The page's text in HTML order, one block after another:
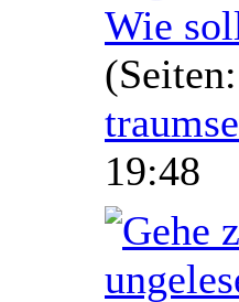
Wie
(Seiten:
19:48